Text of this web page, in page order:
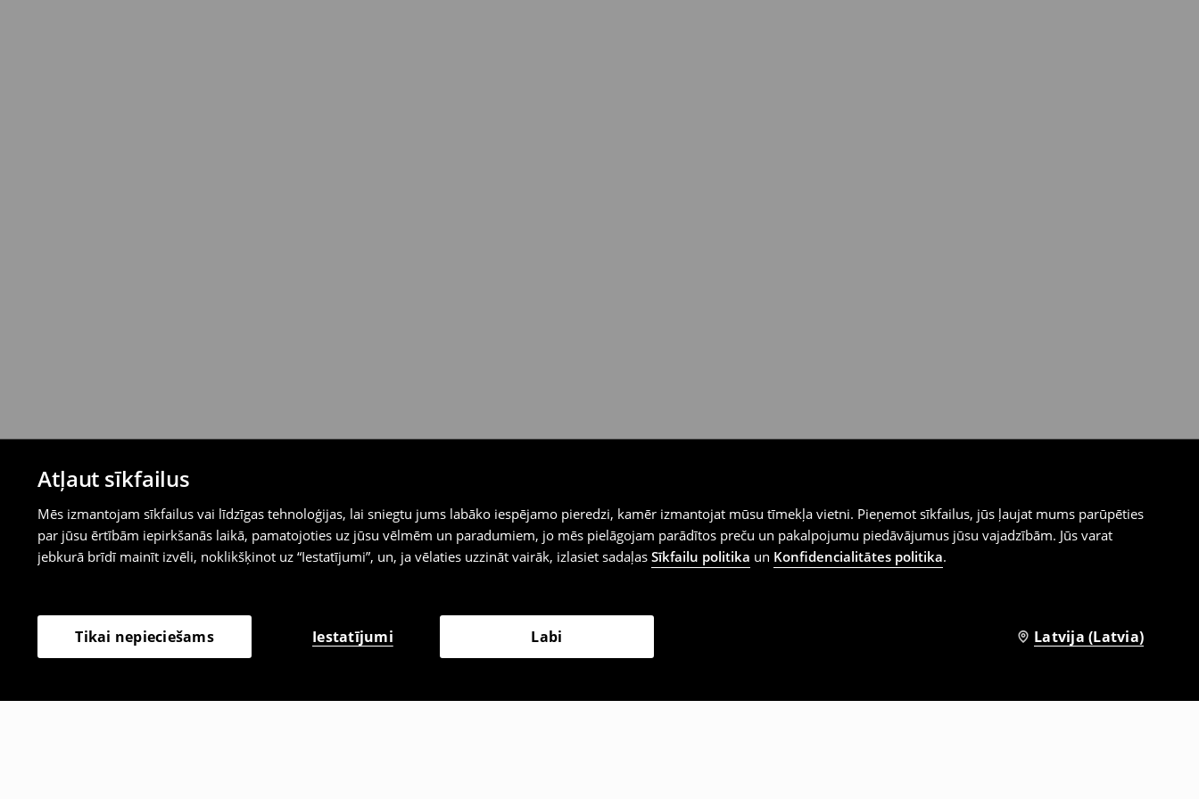
Atļaut sīkfailus
Mēs izmantojam sīkfailus vai līdzīgas tehnoloģijas, lai sniegtu jums labāko iespējamo pieredzi, kamēr izmantojat mūsu tīmekļa vietni. Pieņemot sīkfailus, jūs ļaujat mums parūpēties
par jūsu ērtībām iepirkšanās laikā, pamatojoties uz jūsu vēlmēm un paradumiem, jo mēs pielāgojam parādītos preču un pakalpojumu piedāvājumus jūsu vajadzībām. Jūs varat
jebkurā brīdī mainīt izvēli, noklikšķinot uz “Iestatījumi”, un, ja vēlaties uzzināt vairāk, izlasiet sadaļas Sīkfailu politika un Konfidencialitātes politika.
Tikai nepieciešams Iestatījumi Labi Latvija (Latvia)